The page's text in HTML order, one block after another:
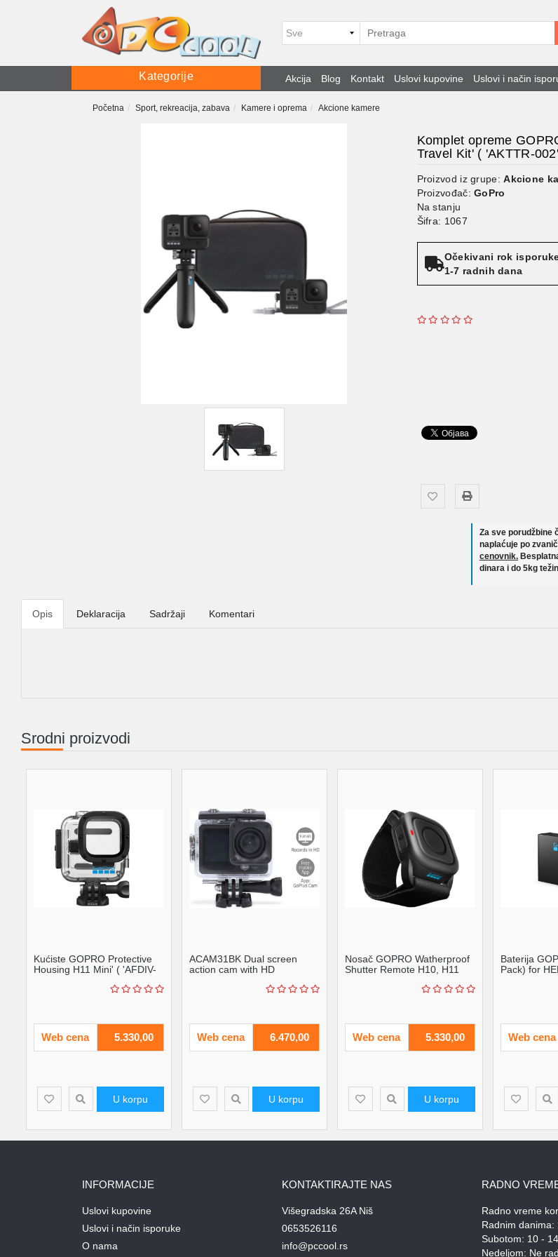
Kategorije Akcija Blog Kontakt Uslovi kupovine Uslovi i način
Početna Sport, rekreacija, zabava Kamere i oprema Akcione kamere
Komplet opreme
Travel Kit' ( 'AKTTR-
Proizvod iz grupe:Akcione
Proizvođač:GoPro
Na stanju
Šifra: 1067
Očekivani rok
1-7 radnih dana
Za sve porudžbine
naplaćuje po
cenovnik.
dinara i do 5kg
Opis Deklaracija Sadržaji Komentari
Srodni proizvodi
Kućiste GOPRO Protective
Housing H11 Mini' ( 'AFDIV-
Web cena 5.330,00
U korpu
ACAM31BK Dual screen
action cam with HD
Web cena 6.470,00
U korpu
Nosač GOPRO Watherproof
Shutter Remote H10, H11
Web cena 5.330,00
U korpu
Baterija
Pack) for
Web cena
INFORMACIJE
Uslovi kupovine
Uslovi i način isporuke
O nama
KONTAKTIRAJTE NAS
Višegradska 26A Niš
0653526116
info@pccool.rs
RADNO
Radno vreme
Radnim danima:
Subotom: 10 -
Nedeljom: Ne